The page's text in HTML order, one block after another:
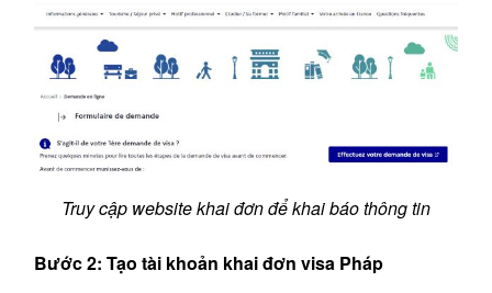
Truy cập website khai đơn để khai báo thông tin
Bước 2: Tạo tài khoản khai đơn visa Pháp